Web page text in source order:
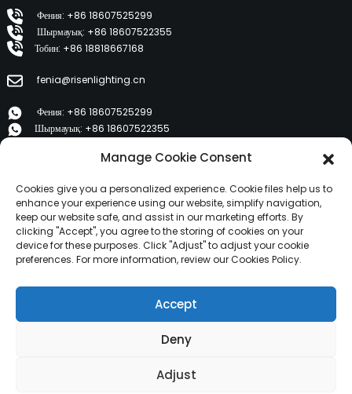
Фения: +86 18607525299
Шырмауық: +86 18607522355
Тобин: +86 18818667168
fenia@risenlighting.cn
Фения: +86 18607525299
Шырмауық: +86 18607522355
ӨНІМДЕР
Өнімдер
Бізбен хабарласыңы
Сайт картасы,
Manage Cookie Consent
Cookies give you a personalized experience. Cookie files help us to
enhance your experience using our website, simplify navigation,
keep our website safe, and assist in our marketing efforts. By
clicking "Accept", you agree to the storing of cookies on your
device for these purposes. Click "Adjust" to adjust your cookie
preferences. For more information, review our Cookies Policy.
Accept
Deny
Adjust